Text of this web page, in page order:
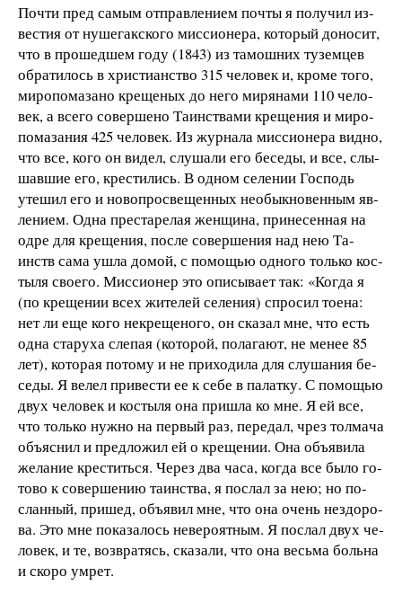
Поч­ти пред са­мым от­прав­ле­ни­ем поч­тыя по­лу­чил из­
ве­с­тия от ну­ше­гак­с­ко­го мис­си­о­не­ра, ко­то­рый до­но­сит,
что в про­шед­шем го­ду (1843) из та­мош­них ту­зем­цев
об­ра­ти­лось в хри­с­ти­ан­ст­во 315 че­ло­век и, кро­ме то­го,
ми­ро­по­ма­за­но кре­ще­ных до не­го ми­ря­на­ми 110 че­ло­
век, а все­го со­вер­ше­но Та­ин­ст­ва­ми кре­ще­ния и ми­ро­
по­ма­за­ния 425 че­ло­век. Из жур­на­ла мис­си­о­не­ра вид­но,
что все, ко­го он ви­дел, слу­ша­ли его бе­се­ды, и все, слы­
шав­шие его, кре­с­ти­лись. В од­ном се­ле­нии Гос­подь
уте­шил его и но­во­про­с­ве­щен­ных не­о­бык­но­вен­ным яв­
ле­ни­ем. Од­на пре­ста­ре­лая жен­щи­на, при­не­сен­ная на
од­ре для кре­ще­ния, по­сле со­вер­ше­ния над нею Та­
инств са­ма уш­ла до­мой, с по­мо­щью од­но­го толь­ко ко­с­
ты­ля сво­е­го. Мис­си­о­нер это опи­сы­ва­ет так: «Ког­да я
(по кре­ще­нии всех жи­те­лей се­ле­ния) спро­сил то­е­на:
нет ли еще ко­го не­кре­ще­но­го, он ска­зал мне, что есть
од­на ста­ру­ха сле­пая (ко­то­рой, по­ла­га­ют, не ме­нее 85
лет), ко­то­рая по­то­му и не при­хо­ди­ла для слу­ша­ния бе­
се­ды. Я ве­лел при­ве­с­ти ее к се­бе в па­лат­ку. С по­мо­щью
двух че­ло­век и ко­с­ты­ля она при­шла ко мне. Я ей все,
что толь­ко нуж­но на пер­вый раз, пе­ре­дал, чрез тол­ма­ча
объ­яс­нил и пред­ло­жил ей о кре­ще­нии. Она объ­я­ви­ла
же­ла­ние кре­с­тить­ся. Че­рез два ча­са, ког­да все бы­ло го­
то­во к со­вер­ше­нию та­ин­ст­ва, я по­слал за нею; но по­
слан­ный, при­шед, объ­я­вил мне, что она очень не­здо­ро­
ва. Это мне по­ка­за­лось не­ве­ро­ят­ным. Я по­слал двух че­
ло­век, и те, воз­вра­тясь, ска­за­ли, что она весь­ма боль­на
и ско­ро ум­рет.